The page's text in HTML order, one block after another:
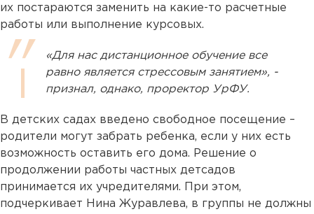
их постараются заменить на какие-то расчетные
работы или выполнение курсовых.
«Для нас дистанционное обучение все
равно является стрессовым занятием», -
признал, однако, проректор УрФУ.
В детских садах введено свободное посещение –
родители могут забрать ребенка, если у них есть
возможность оставить его дома. Решение о
продолжении работы частных детсадов
принимается их учредителями. При этом,
подчеркивает Нина Журавлева, в группы не должны